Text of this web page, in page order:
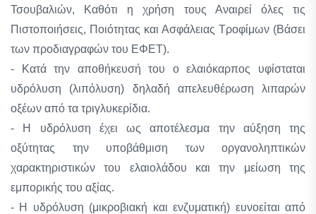
Τσουβαλιών, Καθότι η χρήση τους Αναιρεί όλες τις
Πιστοποιήσεις, Ποιότητας και Ασφάλειας Τροφίμων (Βάσει
των προδιαγραφών του ΕΦΕΤ).
- Κατά την αποθήκευσή του ο ελαιόκαρπος υφίσταται
υδρόλυση (λιπόλυση) δηλαδή απελευθέρωση λιπαρών
οξέων από τα τριγλυκερίδια.
- Η υδρόλυση έχει ως αποτέλεσμα την αύξηση της
οξύτητας την υποβάθμιση των οργανοληπτικών
χαρακτηριστικών του ελαιολάδου και την μείωση της
εμπορικής του αξίας.
- Η υδρόλυση (μικροβιακή και ενζυματική) ευνοείται από